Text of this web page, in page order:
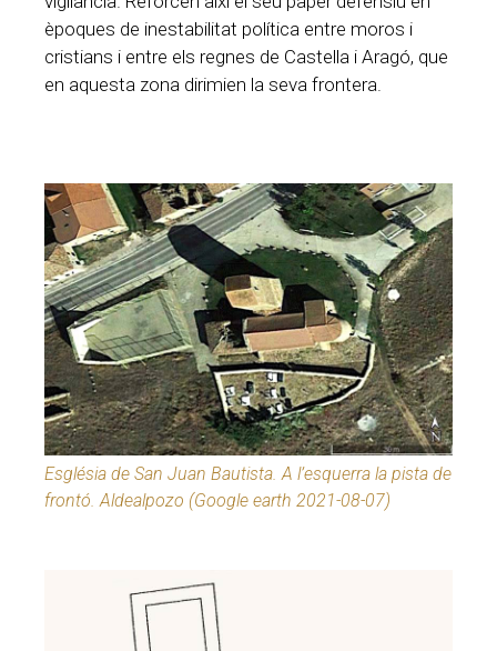
èpoques de inestabilitat política entre moros i
cristians i entre els regnes de Castella i Aragó, que
en aquesta zona dirimien la seva frontera.
Església de San Juan Bautista. A l’esquerra la pista de
frontó. Aldealpozo (Google earth 2021-08-07)